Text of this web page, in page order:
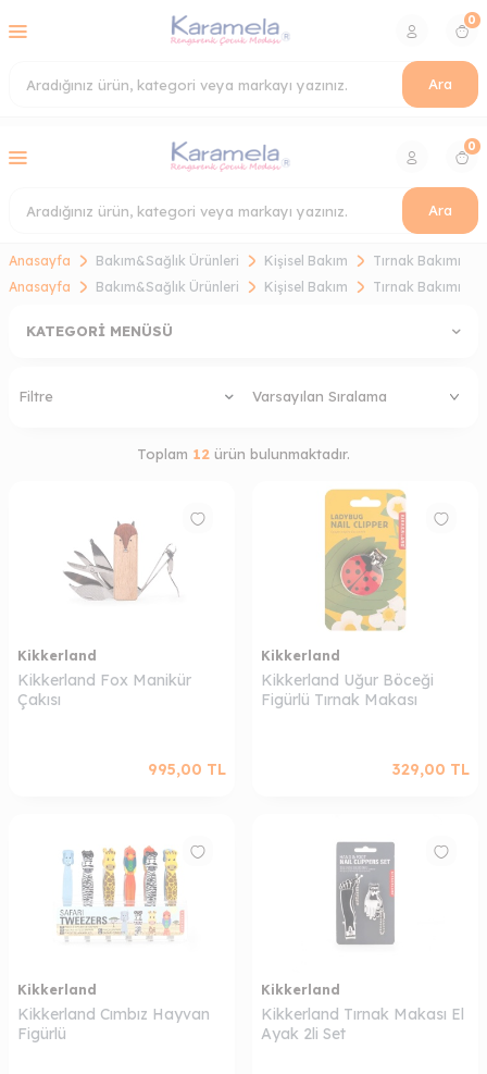
Ara
0
Ara
0
Anasayfa Bakım&Sağlık Ürünleri Kişisel Bakım
Tırnak Bakımı
Anasayfa
Bakım&Sağlık Ürünleri Kişisel Bakım Tırnak Bakımı
KATEGORI MENÜSÜ
Filtre
Toplam 12 ürün bulunmaktadır.
Kikkerland
Kikkerland Fox Manikür
Çakısı
995,00 TL
Kikkerland
Kikkerland Uğur Böceği
Figürlü Tırnak Makası
329,00 TL
Kikkerland
Kikkerland Cımbız Hayvan
Figürlü
Kikkerland
Kikkerland Tırnak Makası El
Ayak 2li Set